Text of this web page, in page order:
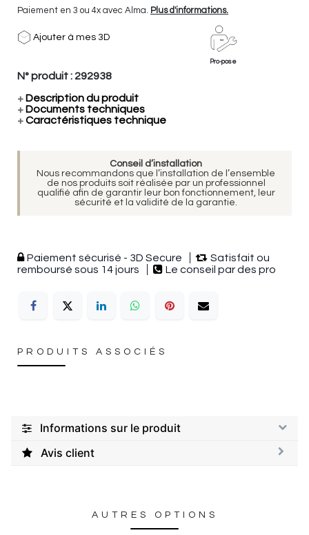
Paiement en 3 ou 4x avec Alma. Plus d'informations.
Ajouter à mes 3D
Pro-pose
N° produit : 292938
+ Description du produit
+ Documents techniques
+Caractéristiques technique
Conseil d’installation
Nous recommandons que l’installation de l’ensemble
de nos produits soit réalisée par un professionnel
qualifié afin de garantir leur bon fonctionnement, leur
sécurité et la validité de la garantie.
Paiement sécurisé - 3D Secure
Satisfait ou
remboursé sous 14 jours
Le conseil par des pro
PRODUITS ASSOCIÉS
Informations sur le produit
Avis client
AUTRES OPTIONS